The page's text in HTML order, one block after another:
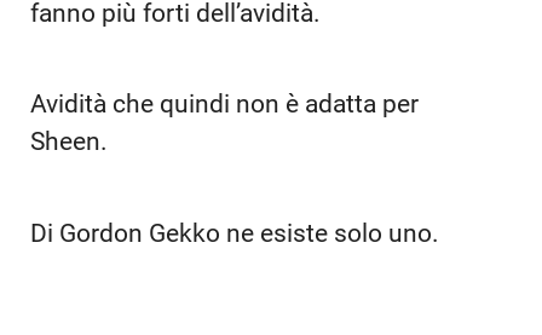
fanno più forti dell’avidità.
Avidità che quindi non è adatta per
Sheen.
Di Gordon Gekko ne esiste solo uno.